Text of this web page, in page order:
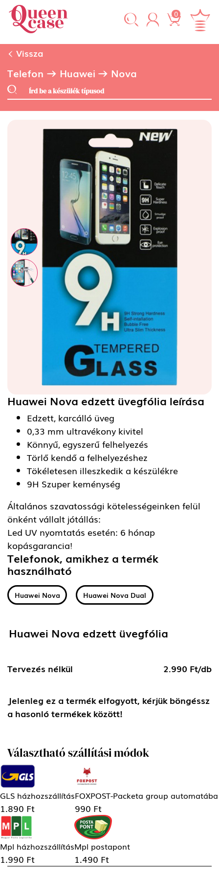
0
Vissza
Telefon Huawei Nova
Huawei Nova edzett üvegfólia leírása
Edzett, karcálló üveg
0,33 mm ultravékony kivitel
Könnyű, egyszerű felhelyezés
Törlő kendő a felhelyezéshez
Tökéletesen illeszkedik a készülékre
9H Szuper keménység
Általános szavatossági kötelességeinken felül
önként vállalt jótállás:
Led UV nyomtatás esetén: 6 hónap
kopásgarancia!
Telefonok, amikhez a termék
használható
Huawei Nova Huawei Nova Dual
Huawei Nova edzett üvegfólia
Tervezés nélkül 2.990 Ft/db
Jelenleg ez a termék elfogyott, kérjük böngéssz
a hasonló termékek között!
Választható szállítási módok
GLS házhozszállítás
1.890 Ft
FOXPOST-Packeta group automatába
990 Ft
Mpl házhozszállítás
1.990 Ft
Mpl postapont
1.490 Ft